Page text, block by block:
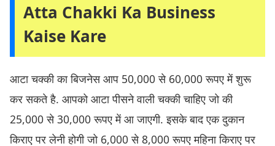
Atta Chakki Ka Business
Kaise Kare
आटा चक्की का बिजनेस आप 50,000 से 60,000 रूपए में शुरू
कर सकते है. आपको आटा पीसने वाली चक्की चाहिए जो की
25,000 से 30,000 रूपए में आ जाएगी. इसके बाद एक दुकान
किराए पर लेनी होगी जो 6,000 से 8,000 रूपए महिना किराए पर